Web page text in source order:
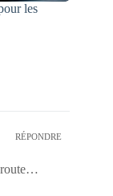
les
RÉPONDRE
route…